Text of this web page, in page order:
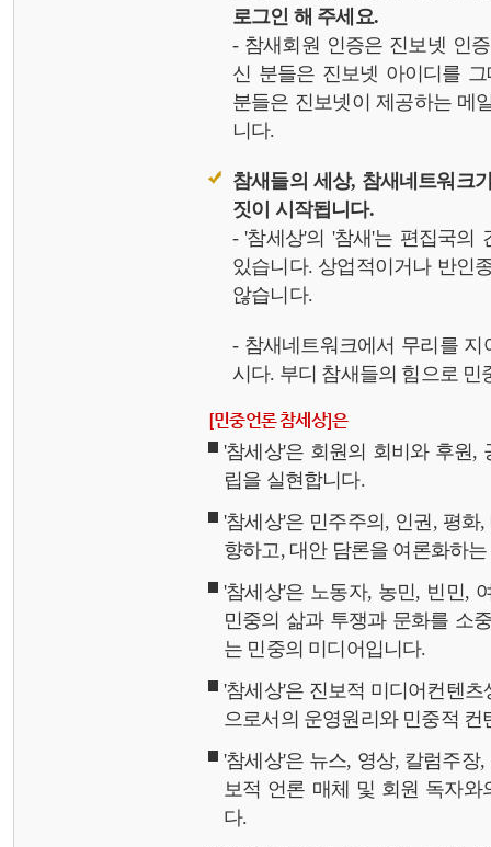
로그인 해 주세요.
- 참새회원 인증은 진보넷 인
신 분들은 진보넷 아이디를
분들은 진보넷이 제공하는 메
니다.
참새들의 세상, 참새네트워크
짓이 시작됩니다.
- '참세상'의 '참새'는 편집국의
있습니다. 상업적이거나 반인
않습니다.
- 참새네트워크에서 무리를
시다. 부디 참새들의 힘으로 민
[민중언론 참세상]은
'참세상'은 회원의 회비와 후원,
립을 실현합니다.
'참세상'은 민주주의, 인권, 평
향하고, 대안 담론을 여론화하
'참세상'은 노동자, 농민, 빈민,
민중의 삶과 투쟁과 문화를 소
는 민중의 미디어입니다.
'참세상'은 진보적 미디어컨텐
으로서의 운영원리와 민중적
'참세상'은 뉴스, 영상, 칼럼주
보적 언론 매체 및 회원 독자와
다.